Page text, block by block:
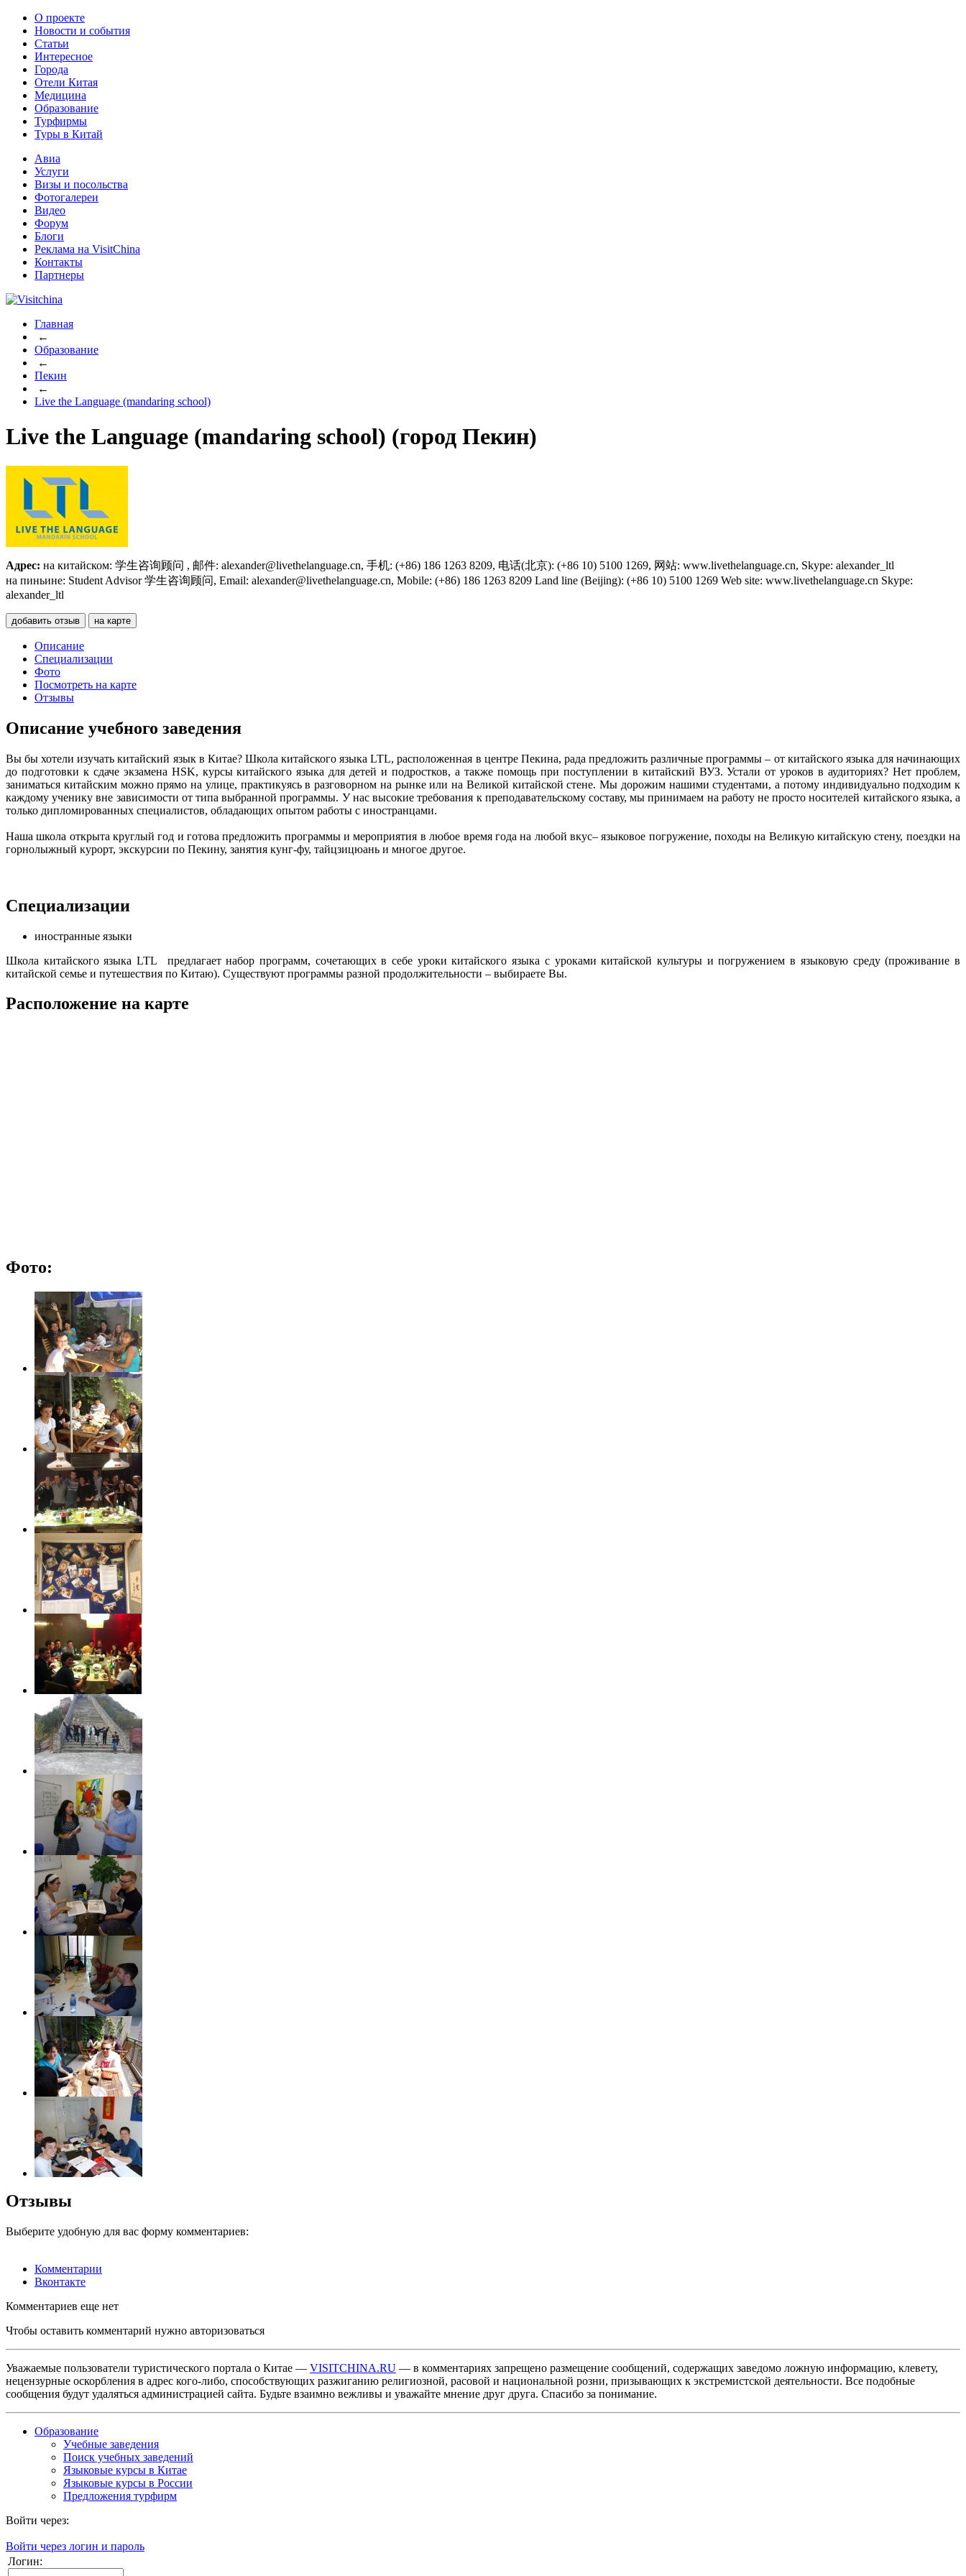
О проекте
Новости и события
Статьи
Интересное
Города
Отели Китая
Медицина
Образование
Турфирмы
Туры в Китай
Авиа
Услуги
Визы и посольства
Фотогалереи
Видео
Форум
Блоги
Реклама на VisitChina
Контакты
Партнеры
Главная
←
Образование
←
Пекин
←
Live the Language (mandaring school)
Live the Language (mandaring school) (город Пекин)
Адрес: на китайском: 学生咨询顾问 , 邮件: alexander@livethelanguage.cn, 手机: (+86) 186 1263 8209, 电话(北京): (+86 10) 5100 1269, 网站: www.livethelanguage.cn, Skype: alexander_ltl
на пиньине: Student Advisor 学生咨询顾问, Email: alexander@livethelanguage.cn, Mobile: (+86) 186 1263 8209 Land line (Beijing): (+86 10) 5100 1269 Web site: www.livethelanguage.cn Skype:
alexander_ltl
добавить отзыв на карте
Описание
Специализации
Фото
Посмотреть на карте
Отзывы
Описание учебного заведения
Вы бы хотели изучать китайский язык в Китае? Школа китайского языка LTL, расположенная в центре Пекина, рада предложить различные программы – от китайского языка для начинающих
до подготовки к сдаче экзамена HSK, курсы китайского языка для детей и подростков, а также помощь при поступлении в китайский ВУЗ. Устали от уроков в аудиториях? Нет проблем,
заниматься китайским можно прямо на улице, практикуясь в разговорном на рынке или на Великой китайской стене. Мы дорожим нашими студентами, а потому индивидуально подходим к
каждому ученику вне зависимости от типа выбранной программы. У нас высокие требования к преподавательскому составу, мы принимаем на работу не просто носителей китайского языка, а
только дипломированных специалистов, обладающих опытом работы с иностранцами.
Наша школа открыта круглый год и готова предложить программы и мероприятия в любое время года на любой вкус– языковое погружение, походы на Великую китайскую стену, поездки на
горнолыжный курорт, экскурсии по Пекину, занятия кунг-фу, тайцзицюань и многое другое.
Специализации
иностранные языки
Школа китайского языка LTL предлагает набор программ, сочетающих в себе уроки китайского языка с уроками китайской культуры и погружением в языковую среду (проживание в
китайской семье и путешествия по Китаю). Существуют программы разной продолжительности – выбираете Вы.
Расположение на карте
Фото:
Отзывы
Выберите удобную для вас форму комментариев:
Комментарии
Вконтакте
Комментариев еще нет
Чтобы оставить комментарий нужно авторизоваться
Уважаемые пользователи туристического портала о Китае — VISITCHINA.RU — в комментариях запрещено размещение сообщений, содержащих заведомо ложную информацию, клевету,
нецензурные оскорбления в адрес кого-либо, способствующих разжиганию религиозной, расовой и национальной розни, призывающих к экстремистской деятельности. Все подобные
сообщения будут удаляться администрацией сайта. Будьте взаимно вежливы и уважайте мнение друг друга. Спасибо за понимание.
Образование
Учебные заведения
Поиск учебных заведений
Языковые курсы в Китае
Языковые курсы в России
Предложения турфирм
Войти через:
Войти через логин и пароль
Логин: